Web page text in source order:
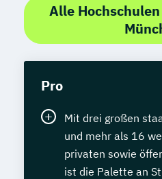
Alle
Pro
Mit drei großen
und mehr als 16
privaten sowie
ist die Palette an